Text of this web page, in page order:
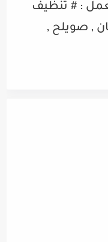
: # تنظيف
, صويلح ,